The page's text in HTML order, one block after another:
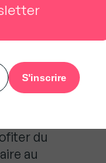
comme
dans
du
au